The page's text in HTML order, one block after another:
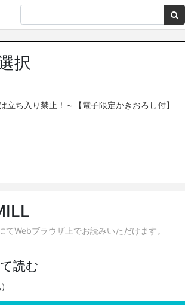
択
ち入り禁止！～【電子限定かきおろし付】
Webブラウザ上でお読みいただけます。
読む